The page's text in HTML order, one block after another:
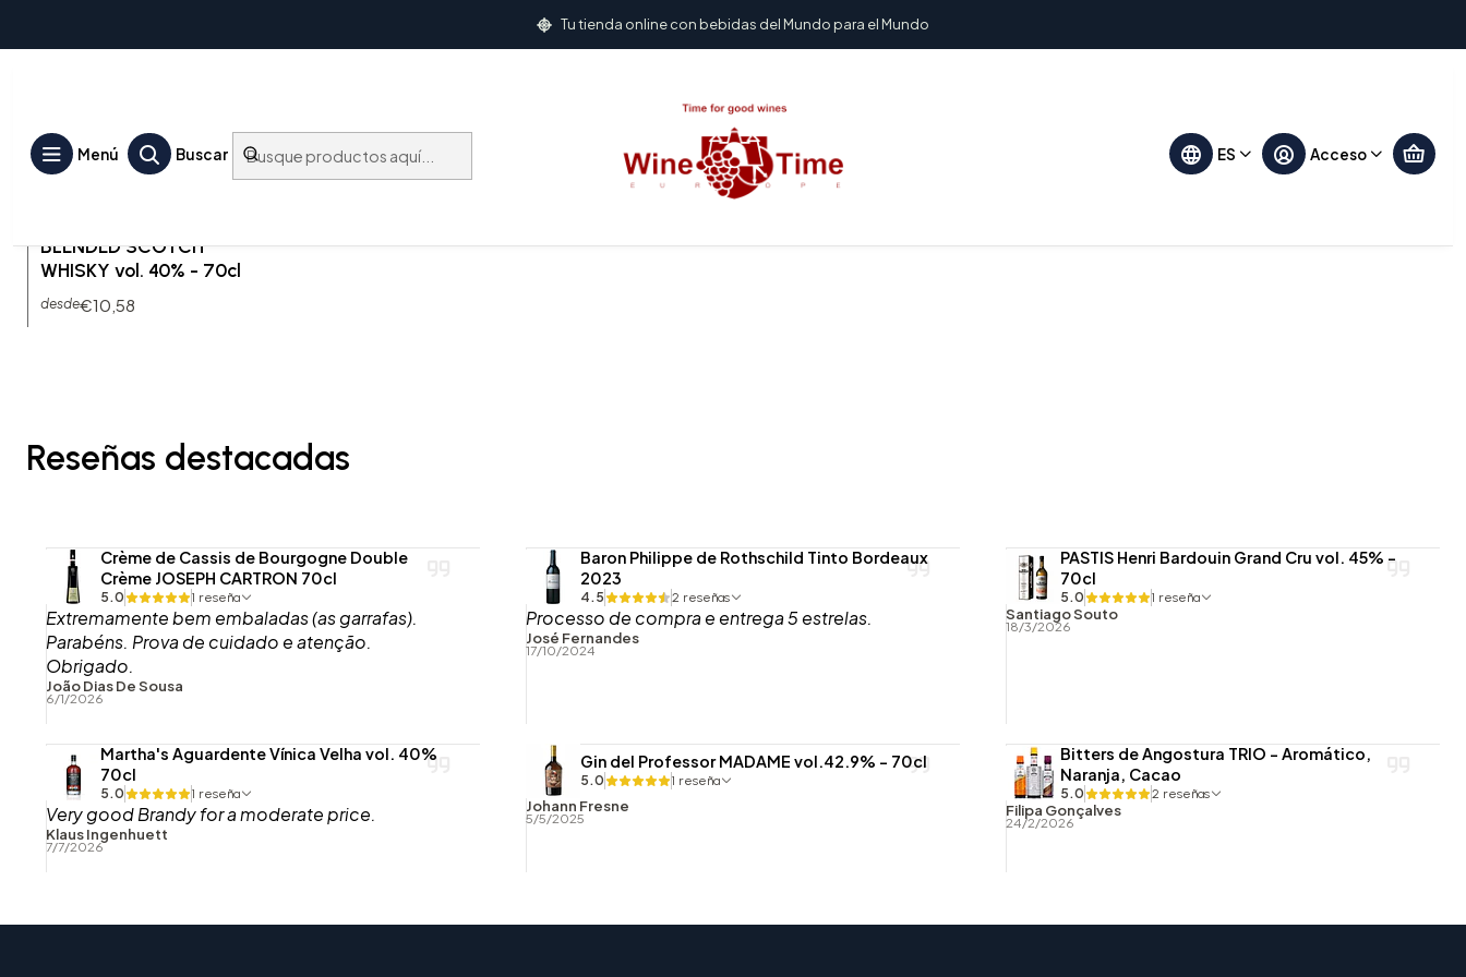
Menú Buscar ES Acceso
Tu tienda online con bebidas del Mundo para el Mundo
ESPIRITUOSOS Whisky Whisky escocés William Lawsons
BLENDED SCOTCH
WHISKY vol. 40% - 70cl
desde€10,58
Reseñas destacadas
Crème de Cassis de Bourgogne Double
Crème JOSEPH CARTRON 70cl
5.0 1 reseña
Extremamente bem embaladas (as garrafas).
Parabéns. Prova de cuidado e atenção.
Obrigado.
João Dias De Sousa
6/1/2026
Baron Philippe de Rothschild Tinto Bordeaux
2023
4.5 2 reseñas
Processo de compra e entrega 5 estrelas.
José Fernandes
17/10/2024
PASTIS Henri Bardouin Grand Cru vol. 45% -
70cl
5.0 1 reseña
Santiago Souto
18/3/2026
Martha's Aguardente Vínica Velha vol. 40%
70cl
5.0 1 reseña
Very good Brandy for a moderate price.
Klaus Ingenhuett
7/7/2026
Gin del Professor MADAME vol.42.9% - 70cl
5.0 1 reseña
Johann Fresne
5/5/2025
Bitters de Angostura TRIO - Aromático,
Naranja, Cacao
5.0 2 reseñas
Filipa Gonçalves
24/2/2026